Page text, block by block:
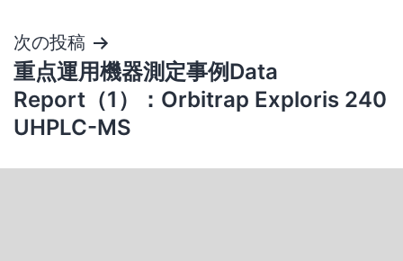
次の投稿
重点運用機器測定事例Data
Report（1）：Orbitrap Exploris 240
UHPLC-MS